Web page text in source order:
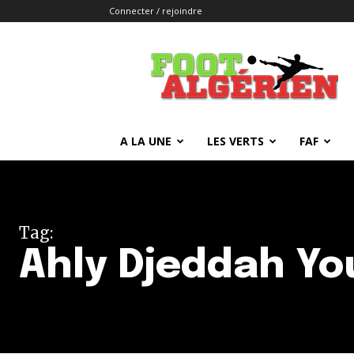
Connecter / rejoindre
FOOTALGERIEN
A LA UNE LES VERTS FAF
Tag:
Ahly Djeddah